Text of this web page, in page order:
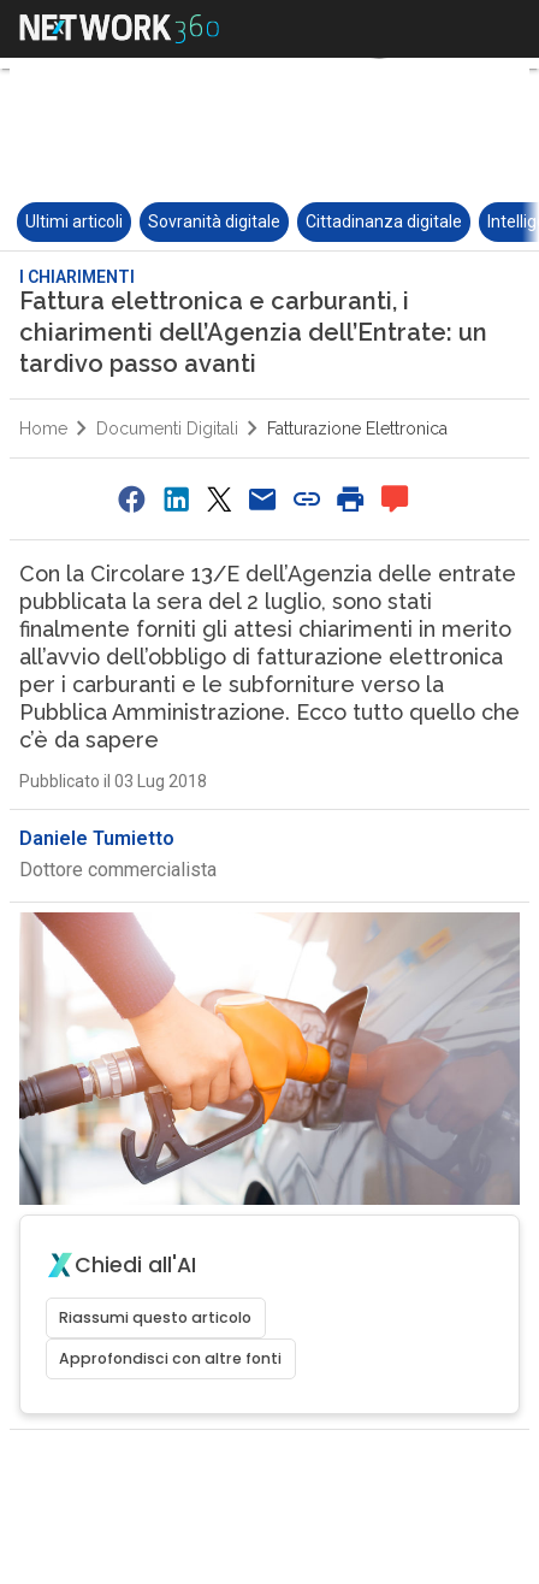
Ultimi articoli Sovranità digitale Cittadinanza digitale
I CHIARIMENTI
Fattura elettronica e carburanti, i
chiarimenti dell’Agenzia dell’Entrate: un
tardivo passo avanti
Home Documenti Digitali Fatturazione Elettronica
Con la Circolare 13/E dell’Agenzia delle entrate
pubblicata la sera del 2 luglio, sono stati
finalmente forniti gli attesi chiarimenti in merito
all’avvio dell’obbligo di fatturazione elettronica
per i carburanti e le subforniture verso la
Pubblica Amministrazione. Ecco tutto quello che
c’è da sapere
Pubblicato il 03 Lug 2018
Daniele Tumietto
Dottore commercialista
Chiedi all'AI
Riassumi questo articolo
Approfondisci con altre fonti